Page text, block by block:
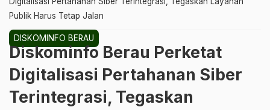
Publik Harus Tetap Jalan
DISKOMINFO BERAU
‎Diskominfo Berau Perketat
Digitalisasi Pertahanan Siber
Terintegrasi, Tegaskan